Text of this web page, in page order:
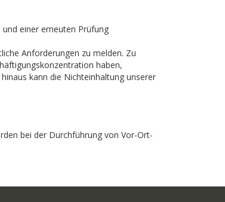
einer erneuten Prüfung
Anforderungen zu melden. Zu
haben,
kann die Nichteinhaltung unserer
bei der Durchführung von Vor-Ort-